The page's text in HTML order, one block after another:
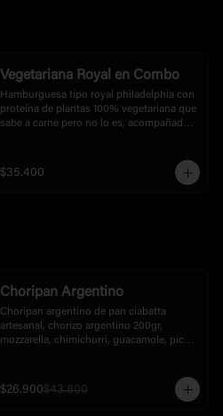
Vegetariana Royal en Combo
Hamburguesa tipo royal philadelphia con
proteína de plantas 100% vegetariana que
sabe a carne pero no lo es, acompañada
$35.400
Choripan Argentino
Choripan argentino de pan ciabatta
artesanal, chorizo argentino 200gr,
mozzarella, chimichurri, guacamole, pico
$26.900$43.800